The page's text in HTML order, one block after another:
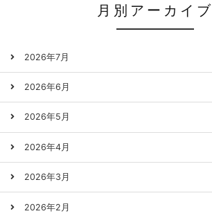
月別アーカイブ
2026年7月
2026年6月
2026年5月
2026年4月
2026年3月
2026年2月